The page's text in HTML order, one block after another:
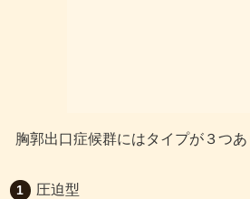
胸郭出口症候群にはタイプが３つあ
圧迫型